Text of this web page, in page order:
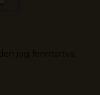
jog fenntartva.